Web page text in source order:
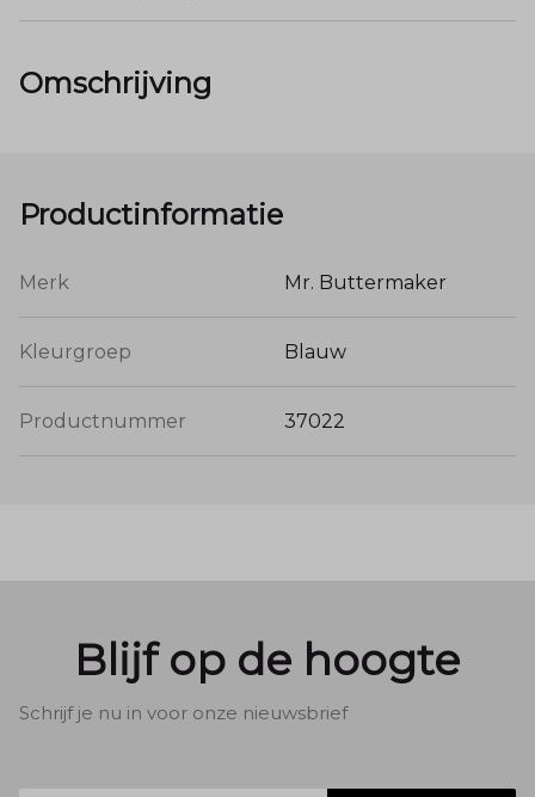
Omschrijving
Productinformatie
Merk Mr. Buttermaker
Kleurgroep Blauw
Productnummer 37022
Blijf op de hoogte
Schrijf je nu in voor onze nieuwsbrief